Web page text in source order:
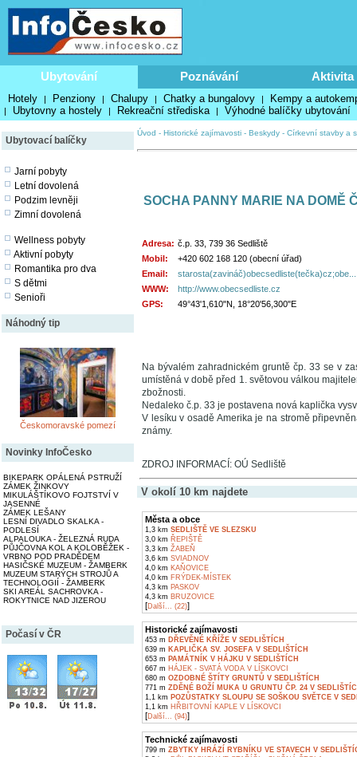
Ubytování Poznávání Aktivita
Hotely | Penziony | Chalupy | Chatky a bungalovy | Kempy a
| Ubytovny a hostely | Rekreační střediska | Výhodné balíčky ubytování
Ubytovací balíčky
Jarní pobyty
Letní dovolená
Podzim levněji
Zimní dovolená
Wellness pobyty
Aktivní pobyty
Romantika pro dva
S dětmi
Senioři
Náhodný tip
Českomoravské pomezí
Novinky InfoČesko
BIKEPARK OPÁLENÁ PSTRUŽÍ
ZÁMEK ŽINKOVY
MIKULÁŠTÍKOVO FOJTSTVÍ V
JASENNÉ
ZÁMEK LEŠANY
LESNÍ DIVADLO SKALKA -
PODLESÍ
ALPALOUKA - ŽELEZNÁ RUDA
PŮJČOVNA KOL A KOLOBĚŽEK -
VRBNO POD PRADĚDEM
HASIČSKÉ MUZEUM - ŽAMBERK
MUZEUM STARÝCH STROJŮ A
TECHNOLOGIÍ - ŽAMBERK
SKI AREÁL SACHROVKA -
ROKYTNICE NAD JIZEROU
Počasí v ČR
Úvod - Historické zajímavosti - Beskydy - Církevní stavby a
SOCHA PANNY MARIE NA DOMĚ
Adresa: č.p. 33, 739 36 Sedliště
Mobil:
+420 602 168 120 (obecní úřad)
Email:
starosta(zavináč)obecsedliste(tečka)cz;obe...
WWW:
http://www.obecsedliste.cz
GPS:
49°43'1,610"N, 18°20'56,300"E
Na bývalém zahradnickém gruntě čp. 33 se v
umístěná v době před 1. světovou válkou
zbožnosti.
Nedaleko č.p. 33 je postavena nová kaplička
V lesíku v osadě Amerika je na stromě
známy.
ZDROJ INFORMACÍ: OÚ Sedliště
V okolí 10 km najdete
Města a obce
1,3 km SEDLIŠTĚ VE SLEZSKU
3,0 km ŘEPIŠTĚ
3,3 km ŽABEŇ
3,6 km SVIADNOV
4,0 km KAŇOVICE
4,0 km FRÝDEK-MÍSTEK
4,3 km PASKOV
4,3 km BRUZOVICE
[Další... (22)]
Historické zajímavosti
453 m DŘEVĚNÉ KŘÍŽE V SEDLIŠTÍCH
639 m KAPLIČKA SV. JOSEFA V SEDLIŠTÍCH
653 m PAMÁTNÍK V HÁJKU V SEDLIŠTÍCH
667 m HÁJEK - SVATÁ VODA V LÍSKOVCI
680 m OZDOBNÉ ŠTÍTY GRUNTŮ V SEDLIŠTÍCH
771 m ZDĚNÉ BOŽÍ MUKA U GRUNTU ČP. 24 V
1,1 km POZŮSTATKY SLOUPU SE SOŠKOU SVĚTCE V
1,1 km HŘBITOVNÍ KAPLE V LÍSKOVCI
[Další... (94)]
Technické zajímavosti
799 m ZBYTKY HRÁZÍ RYBNÍKU VE STAVECH V